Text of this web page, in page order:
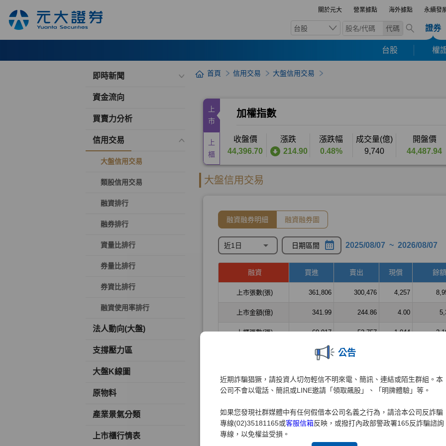
關於元大 營業據點 海外據點 永續發
台股 代碼 證券
台股 權
公告
近期詐騙猖獗，請投資人切勿輕信不明來電、簡訊、連結或陌生群組。本
公司不會以電話、簡訊或LINE邀請「領取飆股」、「明牌體驗」等。
如果您發現社群媒體中有任何假借本公司名義之行為，請洽本公司反詐騙
專線(02)35181165或客服信箱反映，或撥打內政部警政署165反詐騙諮詢
專線，以免權益受損。
即時新聞
資金流向
買賣力分析
信用交易
大盤信用交易
類股信用交易
融資排行
融券排行
資量比排行
券量比排行
券資比排行
融資使用率排行
法人動向(大盤)
支撐壓力區
大盤K線圖
原物料
產業景氣分類
上市櫃行情表
首頁 信用交易 大盤信用交易